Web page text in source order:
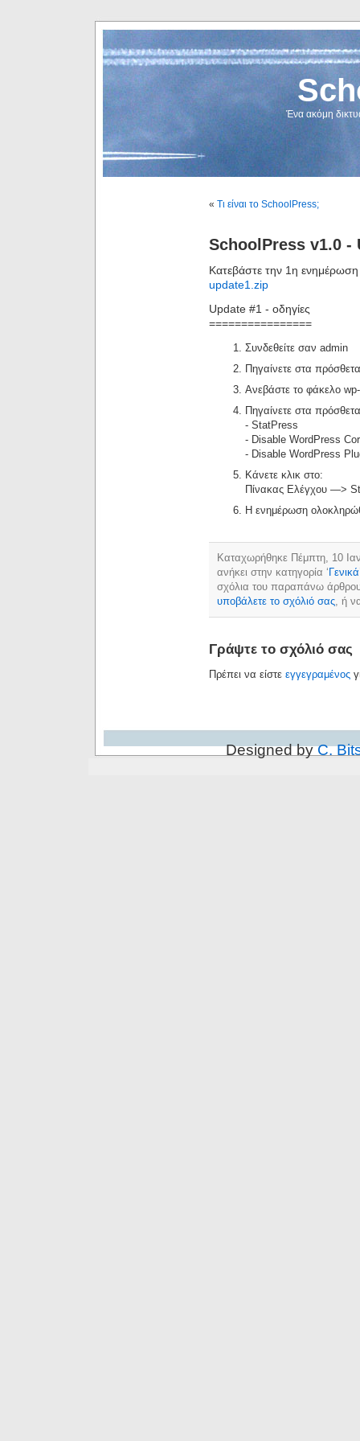
Ένα ακόμη
« Τι είναι το SchoolPress;
SchoolPress v1.0 -
Κατεβάστε την 1η
update1.zip
Update #1 - οδηγίες
================
Συνδεθείτε σαν admin
Πηγαίνετε στα
Ανεβάστε το φάκελο
Πηγαίνετε στα
- StatPress
- Disable WordPress
- Disable WordPress
Κάνετε κλικ στο:
Πίνακας Ελέγχου —>
Η ενημέρωση
Καταχωρήθηκε Πέμπτη, 10
ανήκει στην κατηγορία ‘ Γενικά
σχόλια του παραπάνω
υποβάλετε το σχόλιό σας , ή
Γράψτε το σχόλιό σας
Πρέπει να είστε εγγεγραμένος
Designed byC.